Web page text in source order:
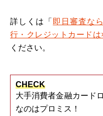
詳しくは「 即日審査な
行・クレジットカードは
ください。
CHECK
大手消費者金融カード
なのはプロミス！